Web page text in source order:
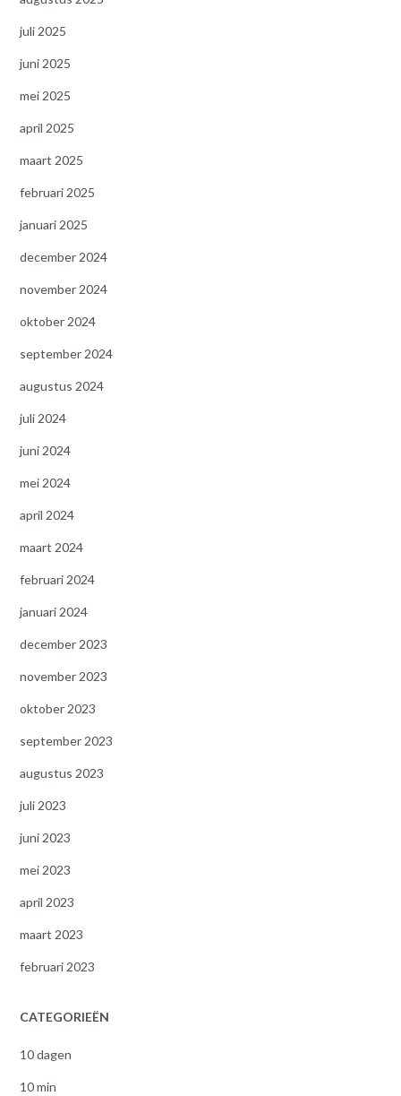
juli 2025
juni 2025
mei 2025
april 2025
maart 2025
februari 2025
januari 2025
december 2024
november 2024
oktober 2024
september 2024
augustus 2024
juli 2024
juni 2024
mei 2024
april 2024
maart 2024
februari 2024
januari 2024
december 2023
november 2023
oktober 2023
september 2023
augustus 2023
juli 2023
juni 2023
mei 2023
april 2023
maart 2023
februari 2023
CATEGORIEËN
10 dagen
10 min